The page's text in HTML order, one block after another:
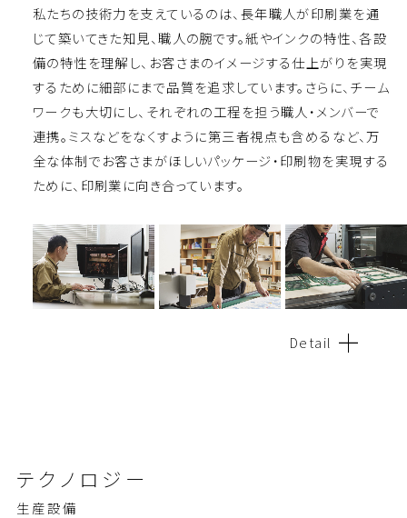
私たちの技術力を支えているのは、長年職人が印刷業を通
じて築いてきた知見、職人の腕です。紙やインクの特性、各設
備の特性を理解し、お客さまのイメージする仕上がりを実現
するために細部にまで品質を追求しています。さらに、チーム
ワークも大切にし、それぞれの工程を担う職人・メンバーで
連携。ミスなどをなくすように第三者視点も含めるなど、万
全な体制でお客さまがほしいパッケージ・印刷物を実現する
ために、印刷業に向き合っています。
Detail
テクノロジー
生産設備